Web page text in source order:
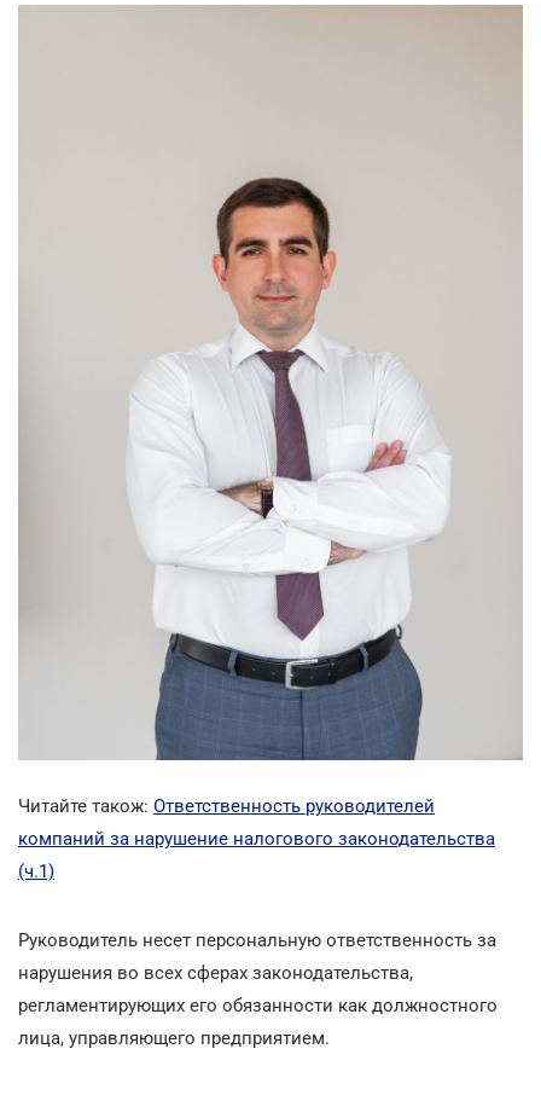
Читайте також: Ответственность руководителей
компаний за нарушение налогового законодательства
(ч.1)
Руководитель несет персональную ответственность за
нарушения во всех сферах законодательства,
регламентирующих его обязанности как должностного
лица, управляющего предприятием.